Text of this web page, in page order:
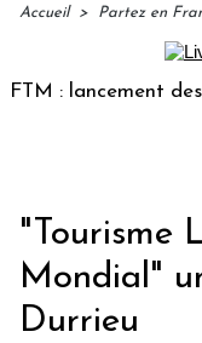
Accueil > Partez en
: lancement des
"Tourisme
Mondial"
Durrieu